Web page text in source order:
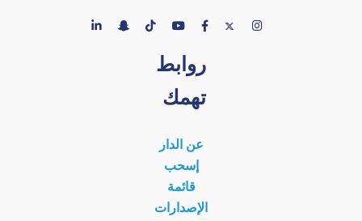
روابط
تهمك
عن الدار
إسحب
قائمة
الإصدارات